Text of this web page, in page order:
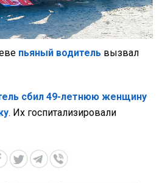
пьяный водитель вызвал
сбил 49-летнюю женщину
. Их госпитализировали